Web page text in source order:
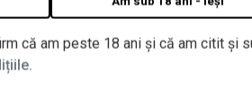
că am peste 18 ani și că am citit și